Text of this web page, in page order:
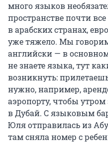
много языков
пространстве почти
в арабских странах,
уже тяжело. Мы
английски — в
не знаете языка, тут
возникнуть:
нужно, например,
аэропорту, чтобы утром
в Дубай. С языковым
Юля отправилась из
там сняла номер с